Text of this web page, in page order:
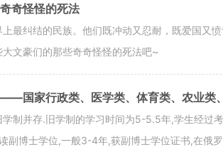
奇怪怪的死法
最纠结的民族。他们既冲动又忍耐，既爱国又
文豪们的那些奇奇怪怪的死法吧~
国家行政类、医学类、体育类、农业类
制并存.旧学制的学习时间为5-5.5年,学生经过
副博士学位,一般3-4年,获副博士学位证书,在俄